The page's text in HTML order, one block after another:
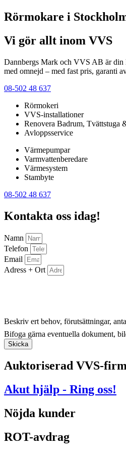
Rörmokare i
Vi gör allt inom VVS
Dannbergs Mark och VVS AB är din
med omnejd – med fast pris, garanti
08-502 48 637
Rörmokeri
VVS-installationer
Renovera Badrum, Tvättstuga
Avloppsservice
Värmepumpar
Varmvattenberedare
Värmesystem
Stambyte
08-502 48 637
Kontakta oss idag!
Namn
Telefon
Email
Adress + Ort
Beskriv ert behov, förutsättningar,
Bifoga gärna eventuella dokument,
Skicka
Auktoriserad VVS-
Akut hjälp - Ring oss!
Nöjda kunder
ROT-avdrag